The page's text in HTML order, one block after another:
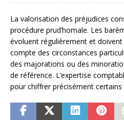
La valorisation des préjudices
procédure prud’homale. Les
évoluent régulièrement et
compte des circonstances
des majorations ou des
de référence. L’expertise
pour chiffrer précisément